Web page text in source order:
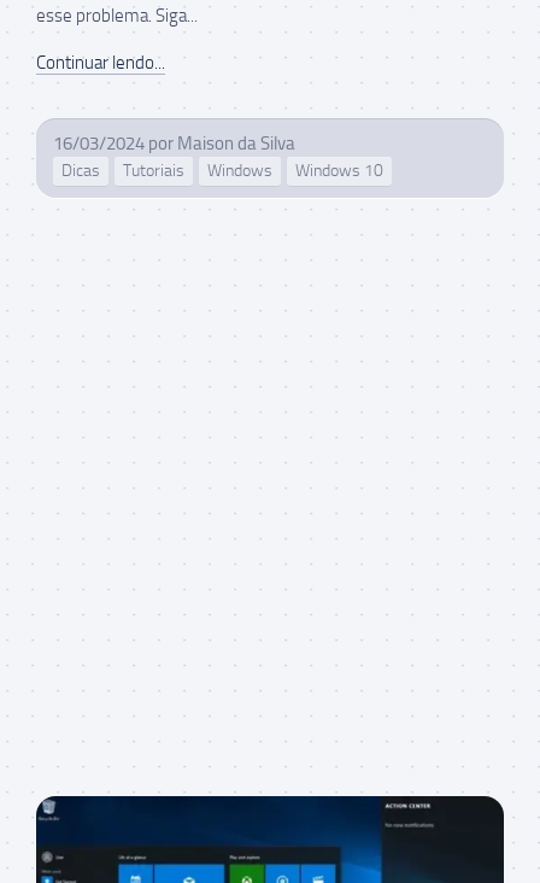
esse problema. Siga...
Continuar lendo...
16/03/2024 por Maison da Silva
Dicas Tutoriais Windows Windows 10